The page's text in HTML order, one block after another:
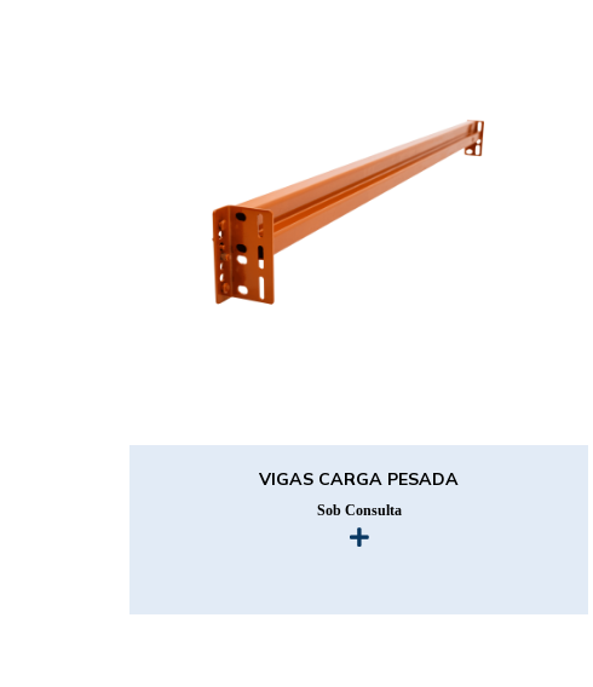
VIGAS CARGA PESADA
Sob Consulta